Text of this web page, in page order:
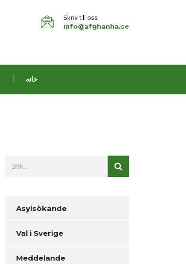
Skriv till oss
info@afghanha.se
خانه
Asylsökande
Val i Sverige
Meddelande